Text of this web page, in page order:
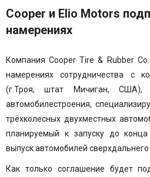
Cooper и Elio Motors
намерениях
Компания Cooper Tire & Rubber
намерениях сотрудничества с
(г.Троя, штат Мичиган, США),
автомобилестроения,
трёхколесных двухместных
планируемый к запуску до
выпуск автомобилей сверхдальнего
Как только соглашение будет